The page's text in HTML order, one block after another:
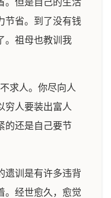
。但是自己的生活
节省。到了没有钱
。祖母也教训我
求人。你尽向人
穷人要装出富人
的还是自己要节
遗训是有许多违背
。经世愈久，愈觉